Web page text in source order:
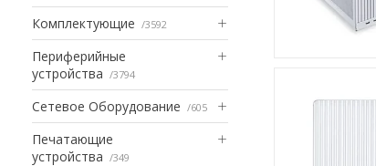
Комплектующие 3592
Периферийные
устройства
3794
Сетевое Оборудование 605
Печатающие
устройства
349